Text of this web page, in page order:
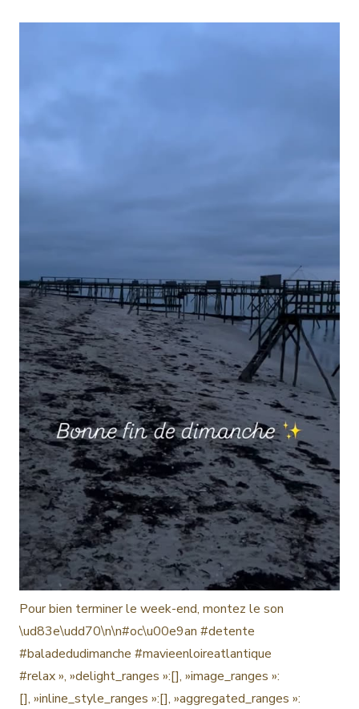
Pour bien terminer le week-end, montez le son
\ud83e\udd70\n\n#oc\u00e9an #detente
#baladedudimanche #mavieenloireatlantique
#relax », »delight_ranges »:[], »image_ranges »:
[], »inline_style_ranges »:[], »aggregated_ranges »: